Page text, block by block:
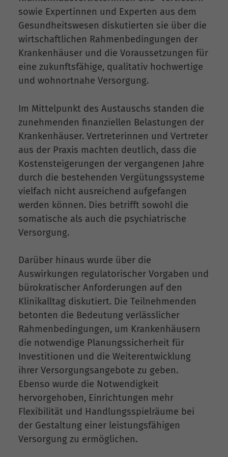
sowie Expertinnen und Experten aus dem
Gesundheitswesen diskutierten sie über die
wirtschaftlichen Rahmenbedingungen der
Krankenhäuser und die Voraussetzungen für
eine zukunftsfähige, qualitativ hochwertige
und wohnortnahe Versorgung.
Im Mittelpunkt des Austauschs standen die
zunehmenden finanziellen Belastungen der
Krankenhäuser. Vertreterinnen und Vertreter
aus der Praxis machten deutlich, dass die
Kostensteigerungen der vergangenen Jahre
durch die bestehenden Vergütungssysteme
vielfach nicht ausreichend aufgefangen
werden können. Dies betrifft sowohl die
somatische als auch die psychiatrische
Versorgung.
Darüber hinaus wurde über die
Auswirkungen regulatorischer Vorgaben und
bürokratischer Anforderungen auf den
Klinikalltag diskutiert. Die Teilnehmenden
betonten die Bedeutung verlässlicher
Rahmenbedingungen, um Krankenhäusern
die notwendige Planungssicherheit für
Investitionen und die Weiterentwicklung
ihrer Versorgungsangebote zu geben.
Ebenso wurde die Notwendigkeit
hervorgehoben, Einrichtungen mehr
Flexibilität und Handlungsspielräume bei
der Gestaltung einer leistungsfähigen
Versorgung zu ermöglichen.